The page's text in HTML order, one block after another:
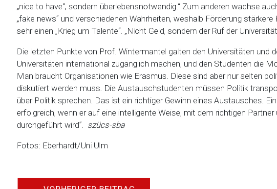
„nice to have“, sondern überlebensnotwendig.“ Zum anderen wachse
„fake news“ und verschiedenen Wahrheiten, weshalb Förderung
sehr einen „Krieg um Talente“. „Nicht Geld, sondern der Ruf der
Die letzten Punkte von Prof. Wintermantel galten den Universitäten und
Universitäten international zugänglich machen, und den Studenten die
Man braucht Organisationen wie Erasmus. Diese sind aber nur selten
diskutiert werden muss. Die Austauschstudenten müssen Politik
über Politik sprechen. Das ist ein richtiger Gewinn eines Austausches.
erfolgreich, wenn er auf eine intelligente Weise, mit dem richtigen
durchgeführt wird“. szücs-sba
Fotos: Eberhardt/Uni Ulm